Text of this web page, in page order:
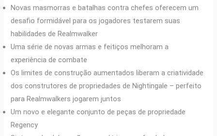
Novas masmorras e batalhas contra chefes oferecem um
desafio formidável para os jogadores testarem suas
habilidades de Realmwalker
Uma série de novas armas e feitiços melhoram a
experiência de combate
Os limites de construção aumentados liberam a criatividade
dos construtores de propriedades de Nightingale – perfeito
para Realmwalkers jogarem juntos
Um novo e elegante conjunto de peças de propriedade
Regency